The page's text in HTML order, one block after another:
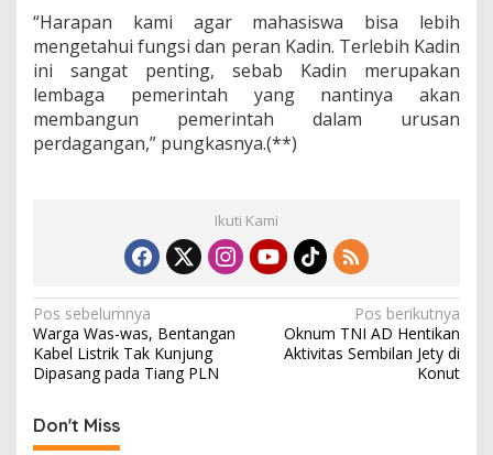
“Harapan kami agar mahasiswa bisa lebih
mengetahui fungsi dan peran Kadin. Terlebih Kadin
ini sangat penting, sebab Kadin merupakan
lembaga pemerintah yang nantinya akan
membangun pemerintah dalam urusan
perdagangan,” pungkasnya.(**)
Ikuti Kami
N
a
v
i
g
Pos sebelumnya
Warga Was-was, Bentangan
Kabel Listrik Tak Kunjung
Dipasang pada Tiang PLN
Pos berikutnya
Oknum TNI AD Hentikan
Aktivitas Sembilan Jety di
Konut
Don't Miss